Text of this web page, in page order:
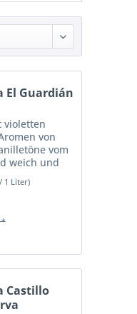
El Guardián
violetten
von
vom
weich und
Vanille,
1 Liter)
*
Castillo